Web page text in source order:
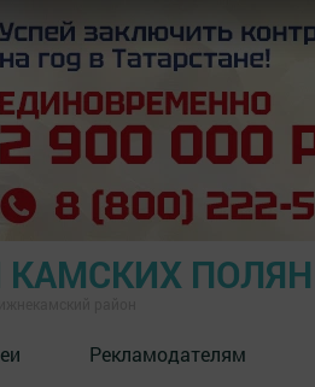
КАМСКИХ ПОЛЯН
Рекламодателям